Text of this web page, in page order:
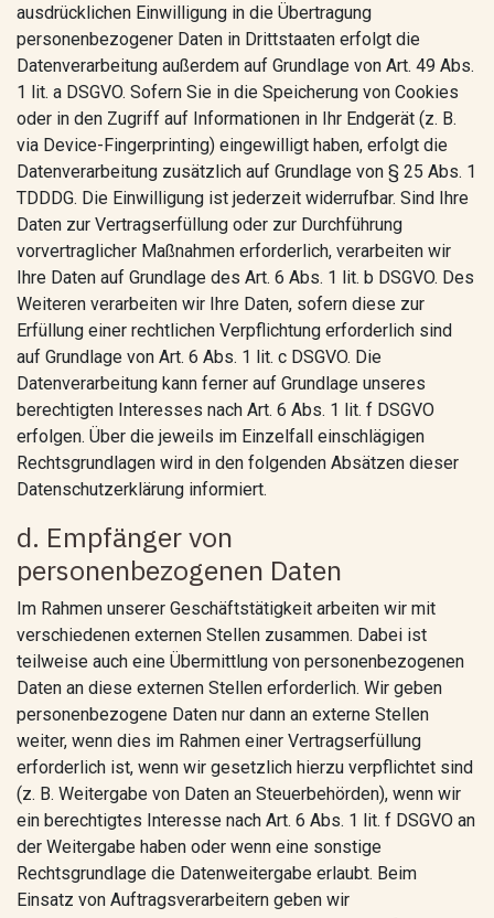
ausdrücklichen Einwilligung in die Übertragung
personenbezogener Daten in Drittstaaten erfolgt die
Datenverarbeitung außerdem auf Grundlage von Art. 49 Abs.
1 lit. a DSGVO. Sofern Sie in die Speicherung von Cookies
oder in den Zugriff auf Informationen in Ihr Endgerät (z. B.
via Device-Fingerprinting) eingewilligt haben, erfolgt die
Datenverarbeitung zusätzlich auf Grundlage von § 25 Abs. 1
TDDDG. Die Einwilligung ist jederzeit widerrufbar. Sind Ihre
Daten zur Vertragserfüllung oder zur Durchführung
vorvertraglicher Maßnahmen erforderlich, verarbeiten wir
Ihre Daten auf Grundlage des Art. 6 Abs. 1 lit. b DSGVO. Des
Weiteren verarbeiten wir Ihre Daten, sofern diese zur
Erfüllung einer rechtlichen Verpflichtung erforderlich sind
auf Grundlage von Art. 6 Abs. 1 lit. c DSGVO. Die
Datenverarbeitung kann ferner auf Grundlage unseres
berechtigten Interesses nach Art. 6 Abs. 1 lit. f DSGVO
erfolgen. Über die jeweils im Einzelfall einschlägigen
Rechtsgrundlagen wird in den folgenden Absätzen dieser
Datenschutzerklärung informiert.
d. Empfänger von
personenbezogenen Daten
Im Rahmen unserer Geschäftstätigkeit arbeiten wir mit
verschiedenen externen Stellen zusammen. Dabei ist
teilweise auch eine Übermittlung von personenbezogenen
Daten an diese externen Stellen erforderlich. Wir geben
personenbezogene Daten nur dann an externe Stellen
weiter, wenn dies im Rahmen einer Vertragserfüllung
erforderlich ist, wenn wir gesetzlich hierzu verpflichtet sind
(z. B. Weitergabe von Daten an Steuerbehörden), wenn wir
ein berechtigtes Interesse nach Art. 6 Abs. 1 lit. f DSGVO an
der Weitergabe haben oder wenn eine sonstige
Rechtsgrundlage die Datenweitergabe erlaubt. Beim
Einsatz von Auftragsverarbeitern geben wir